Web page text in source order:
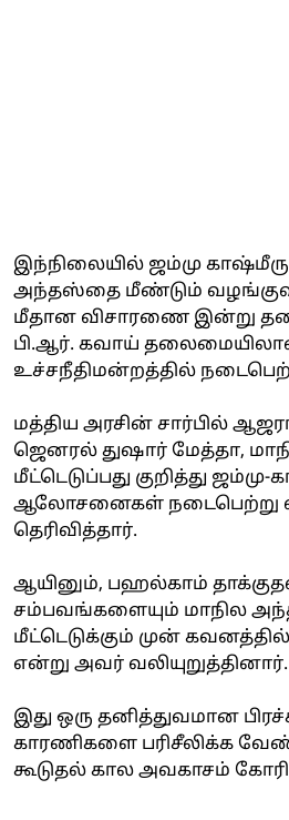
இந்நிலையில் ஜம்மு
அந்தஸ்தை மீண்டும்
மீதான விசாரணை இன்று
பி.ஆர். கவாய்
உச்சநீதிமன்றத்தில்
மத்திய அரசின் சார்பில்
ஜெனரல் துஷார் மேத்தா,
மீட்டெடுப்பது குறித்து
ஆலோசனைகள் நடைபெற்று
தெரிவித்தார்.
ஆயினும், பஹல்காம்
சம்பவங்களையும் மாநில
மீட்டெடுக்கும் முன்
என்று அவர் வலியுறுத்தினார்.
இது ஒரு தனித்துவமான
காரணிகளை பரிசீலிக்க
கூடுதல் கால அவகாசம்